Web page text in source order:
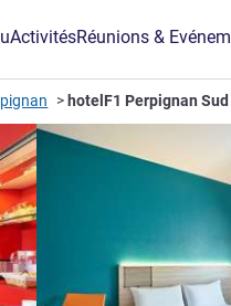
ActivitésRéunions &
hotelF1 Perpignan Sud